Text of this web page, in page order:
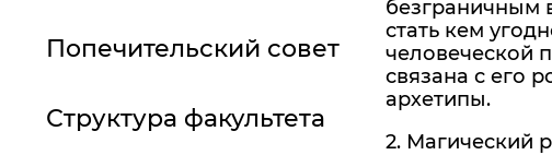
Попечительский совет
Структура факультета
безграничным
стать кем
человеческой
связана с его
архетипы.
2. Магический